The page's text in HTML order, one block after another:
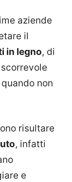
aziende
il
in legno, di
non
risultare
, infatti
e